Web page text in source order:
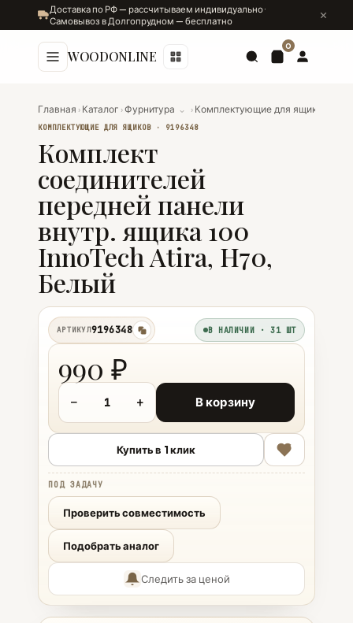
Доставка по РФ — рассчитываем индивидуально ·
Самовывоз в Долгопрудном — бесплатно
WOODONLINE
0
Главная › Каталог ›Фурнитура ⌄ › Комплектующие для ящиков
КОМПЛЕКТУЮЩИЕ ДЛЯ ЯЩИКОВ · 9196348
Комплект
соединителей
передней панели
внутр. ящика 100
InnoTech Atira, H70,
Белый
АРТИКУЛ9196348
копировать
В НАЛИЧИИ · 31 ШТ
990 ₽
− + В корзину
Купить в 1 клик
ПОД ЗАДАЧУ
Проверить совместимость
Подобрать аналог
Следить за ценой